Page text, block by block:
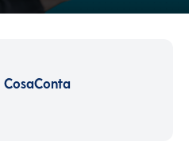
CosaConta